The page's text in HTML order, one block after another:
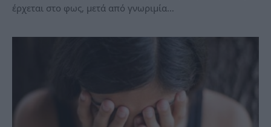
έρχεται στο φως, μετά από γνωριμία…